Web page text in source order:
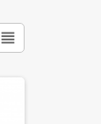
view_headline